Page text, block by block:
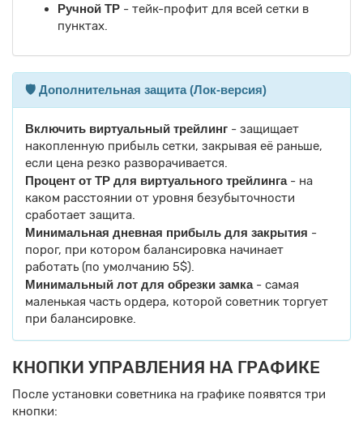
Ручной TP - тейк-профит для всей сетки в
пунктах.
🛡️ Дополнительная защита (Лок-версия)
Включить виртуальный трейлинг - защищает
накопленную прибыль сетки, закрывая её раньше,
если цена резко разворачивается.
Процент от TP для виртуального трейлинга- на
каком расстоянии от уровня безубыточности
сработает защита.
Минимальная дневная прибыль для закрытия -
порог, при котором балансировка начинает
работать (по умолчанию 5$).
Минимальный лот для обрезки замка- самая
маленькая часть ордера, которой советник торгует
при балансировке.
КНОПКИ УПРАВЛЕНИЯ НА ГРАФИКЕ
После установки советника на графике появятся три
кнопки: